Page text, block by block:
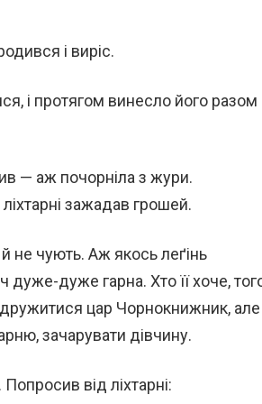
і виріс.
і протягом винесло його разом
— аж почорніла з жури.
зажадав грошей.
не чують. Аж якось леґінь
дуже гарна. Хто її хоче,
цар Чорнокнижник, але
зачарувати дівчину.
від ліхтарні: